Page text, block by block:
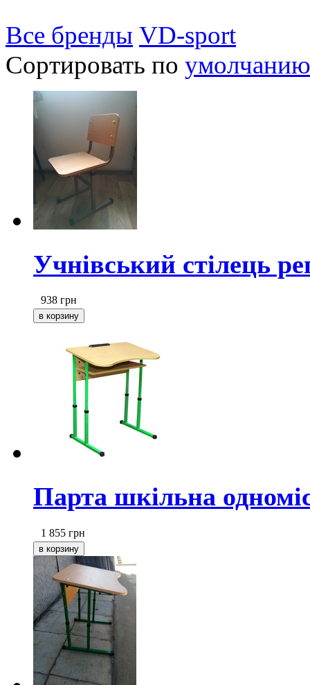
Все бренды VD-sport
Сортировать по умолчанию
Учнівський стілець
938 грн
Парта шкільна
1 855 грн